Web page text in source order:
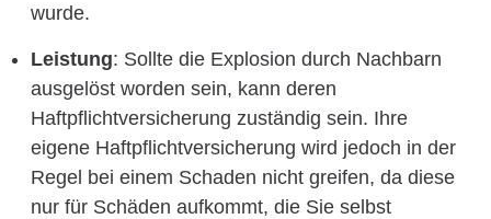
wurde.
Leistung: Sollte die Explosion durch Nachbarn
ausgelöst worden sein, kann deren
Haftpflichtversicherung zuständig sein. Ihre
eigene Haftpflichtversicherung wird jedoch in der
Regel bei einem Schaden nicht greifen, da diese
nur für Schäden aufkommt, die Sie selbst